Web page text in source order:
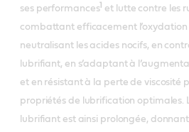
ses performances et lutte contre les
combattant efficacement l’oxydation
neutralisant les acides nocifs, en
lubrifiant, en s’adaptant à
et en résistant à la perte de viscosité
propriétés de lubrification optimales.
lubrifiant est ainsi prolongée,